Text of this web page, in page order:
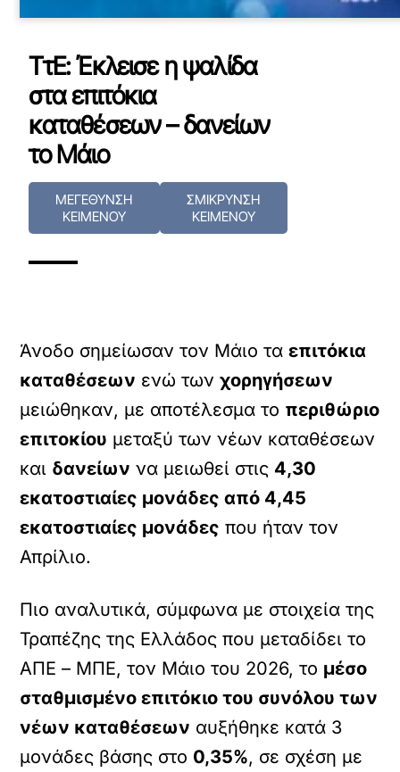
ΤτΕ: Έκλεισε η ψαλίδα
στα επιτόκια
καταθέσεων – δανείων
το Μάιο
ΜΕΓΕΘΥΝΣΗ
ΚΕΙΜΕΝΟΥ
ΣΜΙΚΡΥΝΣΗ
ΚΕΙΜΕΝΟΥ
Άνοδο σημείωσαν τον Μάιο ταεπιτόκια
καταθέσεων ενώ τωνχορηγήσεων
μειώθηκαν, με αποτέλεσμα το περιθώριο
επιτοκίου μεταξύ των νέων καταθέσεων
και δανείων να μειωθεί στις 4,30
εκατοστιαίες μονάδες από 4,45
εκατοστιαίες μονάδες που ήταν τον
Απρίλιο.
Πιο αναλυτικά, σύμφωνα με στοιχεία της
Τραπέζης της Ελλάδος που μεταδίδει το
ΑΠΕ – MΠE, τον Μάιο του 2026, το μέσο
σταθμισμένο επιτόκιο του συνόλου των
νέων καταθέσεων αυξήθηκε κατά 3
μονάδες βάσης στο 0,35%, σε σχέση με